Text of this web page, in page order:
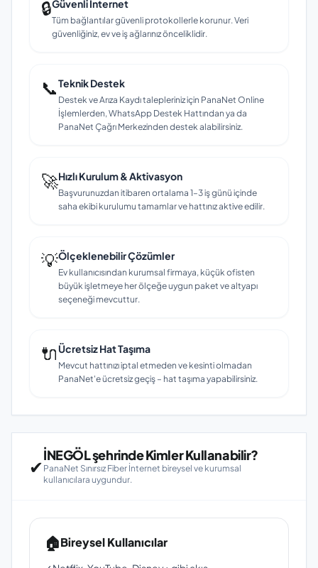
🔒Güvenli İnternet
Tüm bağlantılar güvenli protokollerle korunur. Veri
güvenliğiniz, ev ve iş ağlarınız önceliklidir.
📞Teknik Destek
Destek ve Arıza Kaydı talepleriniz için PanaNet Online
İşlemlerden, WhatsApp Destek Hattından ya da
PanaNet Çağrı Merkezinden destek alabilirsiniz.
🚀Hızlı Kurulum & Aktivasyon
Başvurunuzdan itibaren ortalama 1–3 iş günü içinde
saha ekibi kurulumu tamamlar ve hattınız aktive edilir.
💡Ölçeklenebilir Çözümler
Ev kullanıcısından kurumsal firmaya, küçük ofisten
büyük işletmeye her ölçeğe uygun paket ve altyapı
seçeneği mevcuttur.
🔌Ücretsiz Hat Taşıma
Mevcut hattınızı iptal etmeden ve kesinti olmadan
PanaNet'e ücretsiz geçiş – hat taşıma yapabilirsiniz.
✔
İNEGÖL şehrinde Kimler Kullanabilir?
PanaNet Sınırsız Fiber İnternet bireysel ve kurumsal
kullanıcılara uygundur.
🏠Bireysel Kullanıcılar